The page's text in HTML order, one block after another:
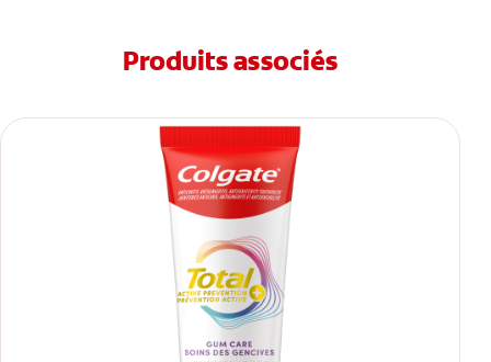
Produits associés